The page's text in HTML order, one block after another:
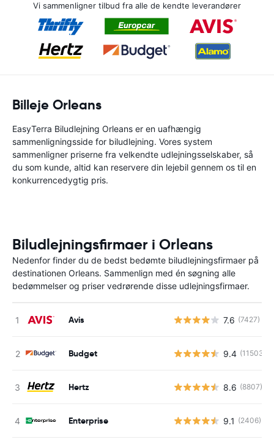
Vi sammenligner tilbud fra alle de kendte leverandører
Billeje Orleans
EasyTerra Biludlejning Orleans er en uafhængig
sammenligningsside for biludlejning. Vores system
sammenligner priserne fra velkendte udlejningsselskaber, så
du som kunde, altid kan reservere din lejebil gennem os til en
konkurrencedygtig pris.
Biludlejningsfirmaer i Orleans
Nedenfor finder du de bedst bedømte biludlejningsfirmaer på
destinationen Orleans. Sammenlign med én søgning alle
bedømmelser og priser vedrørende disse udlejningsfirmaer.
Avis 7.6 (7427)
Budget 9.4 (11503)
Hertz 8.6 (8807)
Enterprise 9.1 (2406)